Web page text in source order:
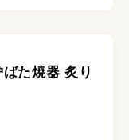
た焼器 炙り